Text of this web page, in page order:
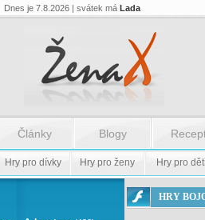
Dnes je 7.8.2026 | svátek má Lada
Články Blogy
Hry pro dívky Hry pro ženy Hry pro děti
BOJOVÉ
HRY